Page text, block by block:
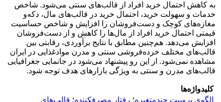
به کاهش احتمال خرید افراد از قالب‌های سنتی می‌شود. شاخص
خدمات و سهولت خرید، احتمال خرید در قالب‌های مال، دکه‌و
مغازه‌های کوچک و دست‌فروشان را افزایش و شاخص حساسیت
قیمتی احتمال خرید افراد از مال‌ها را کاهش و از دست‌فروشان
افزایش می‌دهد. هم‌چنین مطابق با نتایج برآوردی، رقابتی بین
قالب‌های مختلف خرده‌فروشی سنتی و مدرن موادغذایی در ایران
مشاهده نمی‌شود. از این رو پیشنهاد می‌شود در جانمایی جغرافیایی
قالب‌های مدرن و سنتی به ویژگی‌ بازارهای هدف توجه شود.
کلیدواژه‌ها
الگوی پروبیت چندمتغیره؛ رفتار مصرفکننده؛ قالب‌های